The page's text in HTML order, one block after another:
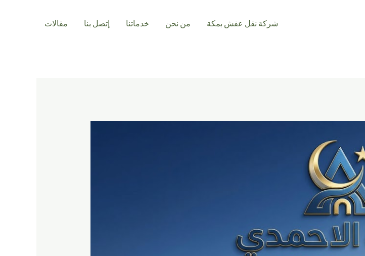
شركة نقل عفش بمكة من نحن خدماتنا إتصل بنا مقالات